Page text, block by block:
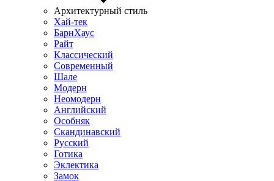
Архитектурный стиль
Хай-тек
БарнХаус
Райт
Классический
Современный
Шале
Модерн
Неомодерн
Английский
Особняк
Скандинавский
Русский
Готика
Эклектика
Замок